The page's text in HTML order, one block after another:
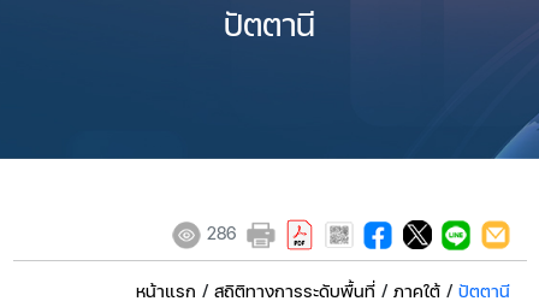
ปัตตานี
286
หน้าแรก / สถิติทางการระดับพื้นที่/ ภาคใต้/ ปัตตานี